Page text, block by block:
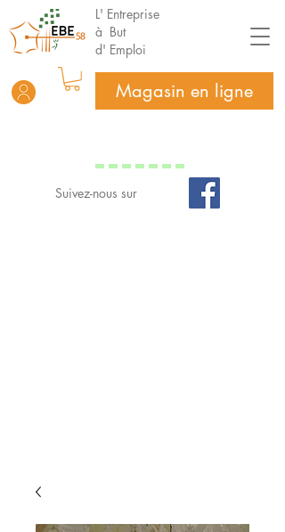
L' Entreprise
à But
d' Emploi
Suivez-nous sur
Magasin en ligne